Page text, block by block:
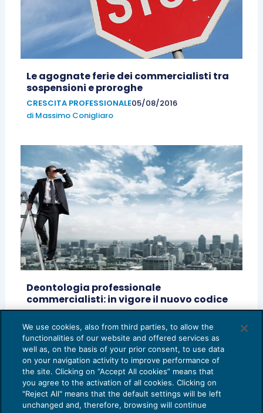
Le agognate ferie dei commercialisti tra
sospensioni e proroghe
CRESCITA PROFESSIONALE05/08/2016
di Massimo Conigliaro
Deontologia professionale
commercialisti: in vigore il nuovo codice
CRESCITA PROFESSIONALE01/03/2016
di Massimo Conigliaro
1 2 3 4 5
We use cookies, also from third parties, to allow the
functionalities of our website and offered services as
well as, on the basis of your prior consent, to use data
on your navigation activity to improve performance of
the site. Clicking on “Accept All cookies” means that
you agree to the activation of all cookies. Clicking on
"Reject All" means that the default settings will be left
unchanged and, therefore, browsing will continue